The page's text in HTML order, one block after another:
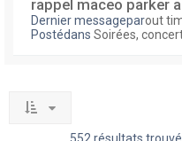
rappel maceo parker
Dernier messageparout
Postédans Soirées,